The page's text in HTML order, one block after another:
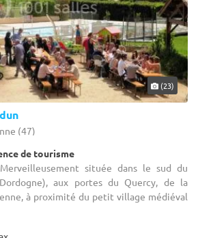
(23)
(47)
de tourisme
située dans le sud du
aux portes du Quercy, de la
à proximité du petit village médiéval